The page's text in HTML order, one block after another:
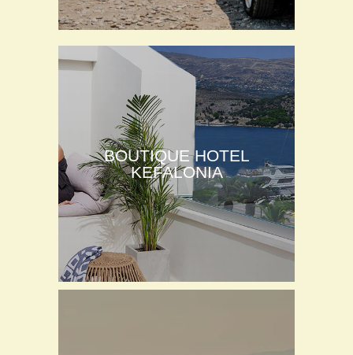
BOUTIQUE HOTEL
KEFALONIA